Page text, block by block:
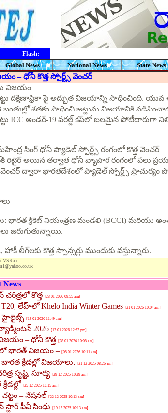
Flash:
Global News National News State News
– ధోనీ కొత్త స్పోర్ట్స్ వెంచర్
విజయం
దక్షిణాఫ్రికా పై అద్భుత విజయాన్ని సాధించింది.
బంతుల్లో శతకం సాధించి జట్టును విజయానికి
ICC అండర్-19 వరల్డ్ కప్‌లో బలమైన పోటీదారుగా
సింగ్ ధోనీ ప్యాడెల్ స్పోర్ట్స్ రంగంలో కొత్త వెంచర్
రిటైర్ అయిన తర్వాత ధోనీ వ్యాపార రంగంలో పలు
వెంచర్ ద్వారా భారతదేశంలో ప్యాడెల్ స్పోర్ట్స్ ప్రాచుర్యం
భారత క్రికెట్ నియంత్రణ మండలి (BCCI) మరియు
జరుగుతున్నాయి.
లీగ్‌లకు కొత్త స్పాన్సర్లు ముందుకు వస్తున్నారు.
VSRao
కొత్త [23 01 2026 09:55 am]
లేహ్‌లో Khelo India Winter Games [21 01 2026 10:04 am]
హైలైట్స్ [19 01 2026 11:49 am]
2026 [13 01 2026 12:32 pm]
విజయం – ధోనీ కొత్త [08 01 2026 10:08 am]
భారత్ విజయం – [05 01 2026 10:11 am]
భారత క్రీడల్లో విజయాలు, [31 12 2025 08:26 am]
సృష్టి, సూర్య [29 12 2025 10:29 am]
[25 12 2025 10:15 am]
చట్టం – నేషనల్ [22 12 2025 10:13 am]
పీవీ సింధు [19 12 2025 10:13 am]